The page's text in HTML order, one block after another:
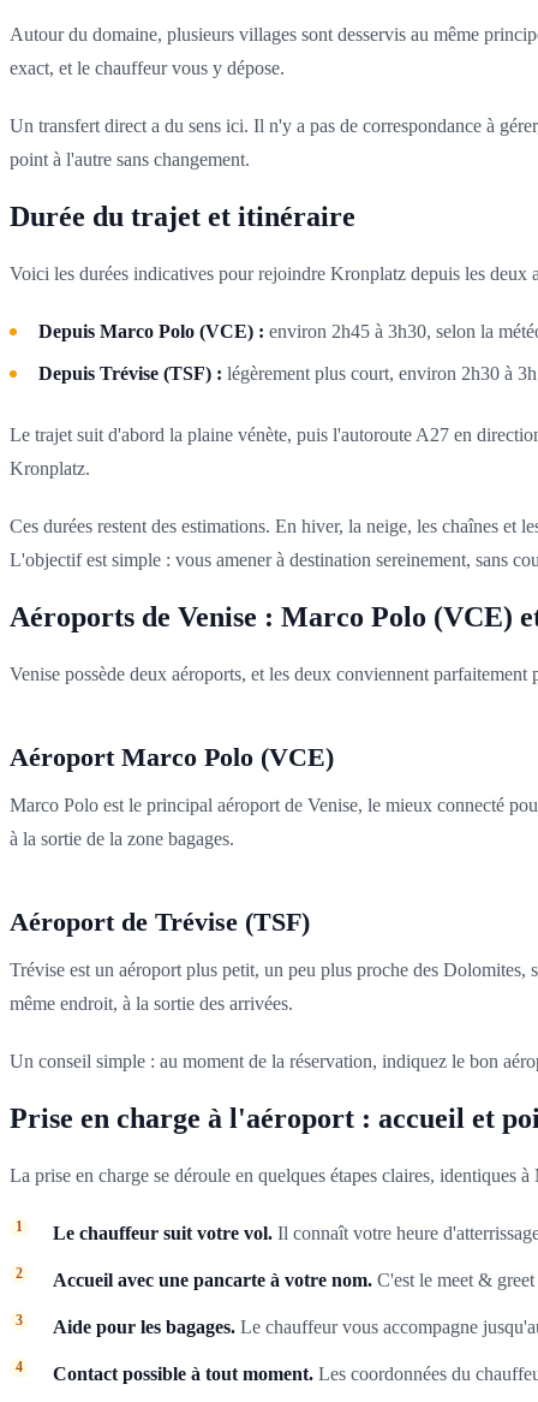
Autour du domaine, plusieurs villages sont desservis au même
exact, et le chauffeur vous y dépose.
Un transfert direct a du sens ici. Il n'y a pas de correspondance à
point à l'autre sans changement.
Durée du trajet et itinéraire
Voici les durées indicatives pour rejoindre Kronplatz depuis les deux
Depuis Marco Polo (VCE) : environ 2h45 à 3h30, selon la
Depuis Trévise (TSF) : légèrement plus court, environ 2h30 à
Le trajet suit d'abord la plaine vénète, puis l'autoroute A27 en
Kronplatz.
Ces durées restent des estimations. En hiver, la neige, les chaînes et
L'objectif est simple : vous amener à destination sereinement, sans
Aéroports de Venise : Marco Polo (VCE)
Venise possède deux aéroports, et les deux conviennent
Aéroport Marco Polo (VCE)
Marco Polo est le principal aéroport de Venise, le mieux connecté
à la sortie de la zone bagages.
Aéroport de Trévise (TSF)
Trévise est un aéroport plus petit, un peu plus proche des
même endroit, à la sortie des arrivées.
Un conseil simple : au moment de la réservation, indiquez le bon
Prise en charge à l'aéroport : accueil et
La prise en charge se déroule en quelques étapes claires, identiques
Le chauffeur suit votre vol. Il connaît votre heure
Accueil avec une pancarte à votre nom. C'est le meet &
Aide pour les bagages. Le chauffeur vous accompagne
Contact possible à tout moment. Les coordonnées du